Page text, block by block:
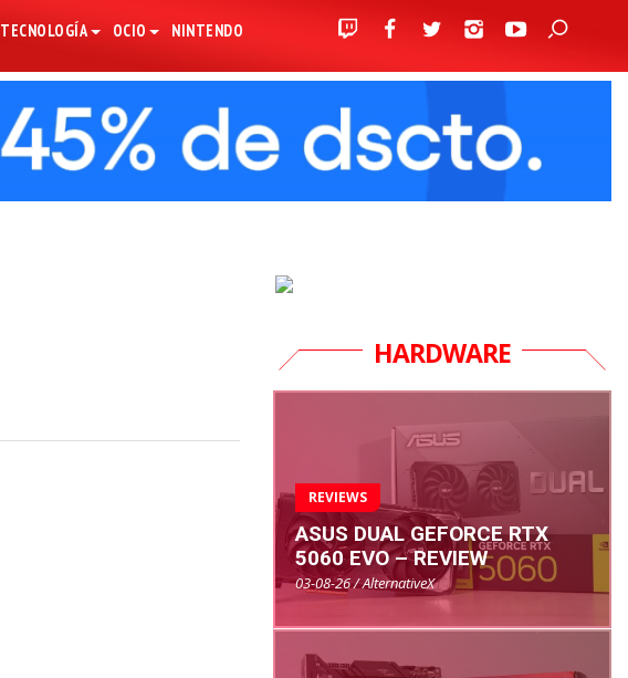
TECNOLOGÍA OCIO NINTENDO
HARDWARE
REVIEWS
ASUS DUAL GEFORCE RTX
5060 EVO – REVIEW
03-08-26 / AlternativeX